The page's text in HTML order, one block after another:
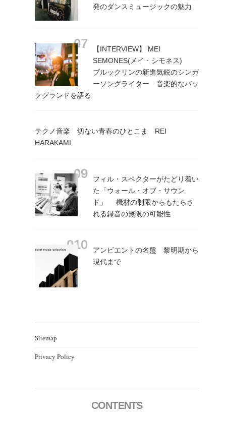
発のダンスミュージックの魅力
【INTERVIEW】 MEI
SEMONES(メイ・シモネス)
ブルックリンの新進気鋭のシンガ
ーソングライター 音楽的なバッ
クグランドを語る
テクノ音楽 切ない青春のひとこま REI
HARAKAMI
フィル・スペクターがたどり着い
た「ウォール・オブ・サウン
ド」 機材の制限からもたらさ
れる録音の無限の可能性
アンビエントの名盤 黎明期から
現代まで
Sitemap
Privacy Policy
CONTENTS